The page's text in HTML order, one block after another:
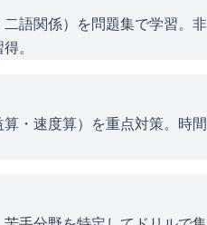
語関係）を問題集で学習。非
。
・速度算）を重点対策。時間